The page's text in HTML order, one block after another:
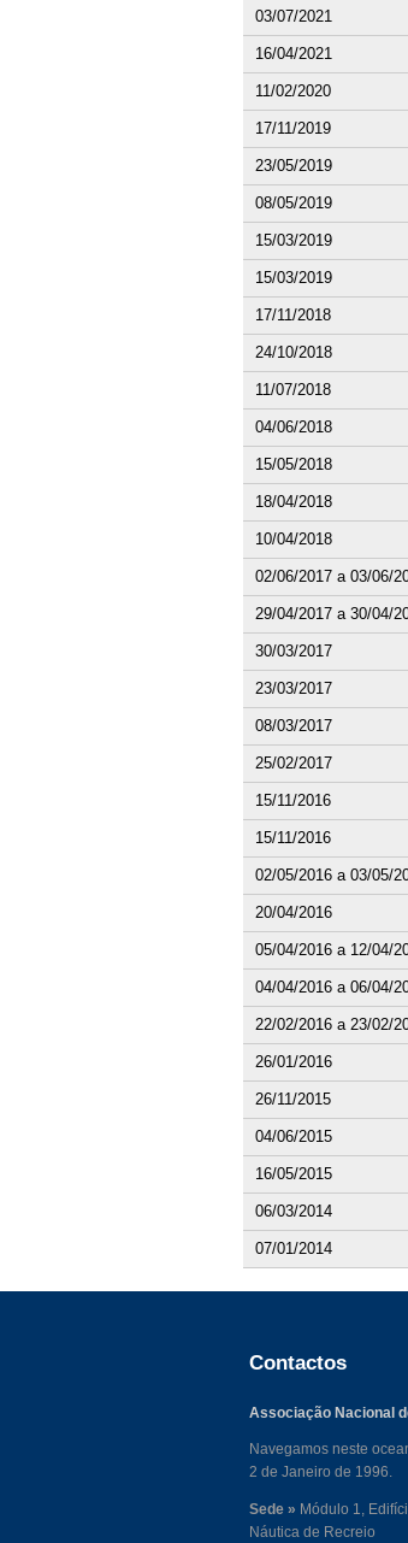
03/07/2021
16/04/2021
11/02/2020
17/11/2019
23/05/2019
08/05/2019
15/03/2019
15/03/2019
17/11/2018
24/10/2018
11/07/2018
04/06/2018
15/05/2018
18/04/2018
10/04/2018
02/06/2017 a 03/06/
29/04/2017 a 30/04/
30/03/2017
23/03/2017
08/03/2017
25/02/2017
15/11/2016
15/11/2016
02/05/2016 a 03/05/
20/04/2016
05/04/2016 a 12/04/
04/04/2016 a 06/04/
22/02/2016 a 23/02/
26/01/2016
26/11/2015
04/06/2015
16/05/2015
06/03/2014
07/01/2014
Contactos
Associação Nacional
Navegamos neste
2 de Janeiro de 1996.
Sede » Módulo 1,
Náutica de Recreio